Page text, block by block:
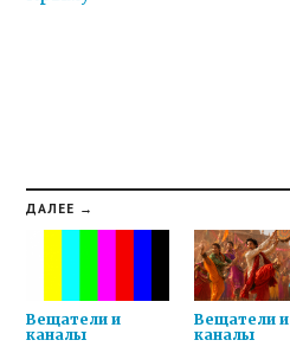
ДАЛЕЕ →
Вещатели и
каналы
Вещатели и
каналы